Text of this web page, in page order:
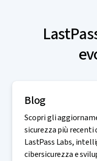
Blog
Scopri gli
sicurezza più recenti